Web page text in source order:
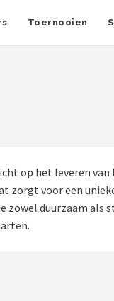
Toernooien
op het leveren
voor een
duurzaam